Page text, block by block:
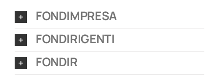
FONDIMPRESA
FONDIRIGENTI
FONDIR